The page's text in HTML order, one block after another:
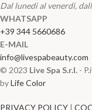
Dal lunedi al venerdi,
WHATSAPP
+39 344 5660686
E-MAIL
info@livespabeauty.com
© 2023 Live Spa S.r.l. -
byLife Color
PRIVACY POLICY |